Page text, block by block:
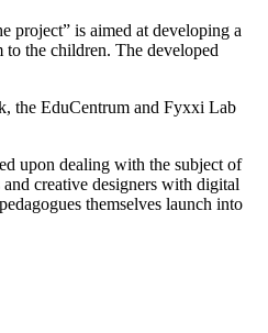
project” is aimed at developing a
the children. The developed
the EduCentrum and Fyxxi Lab
upon dealing with the subject of
creative designers with digital
themselves launch into